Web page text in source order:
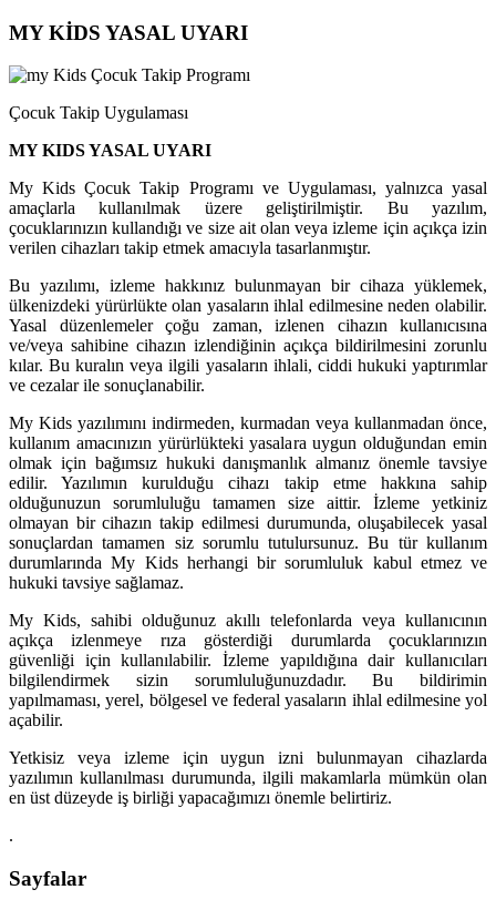
MY KİDS YASAL UYARI
Çocuk Takip Uygulaması
MY KIDS YASAL UYARI
My Kids Çocuk Takip Programı ve Uygulaması, yalnızca yasal
amaçlarla kullanılmak üzere geliştirilmiştir. Bu yazılım,
çocuklarınızın kullandığı ve size ait olan veya izleme için açıkça izin
verilen cihazları takip etmek amacıyla tasarlanmıştır.
Bu yazılımı, izleme hakkınız bulunmayan bir cihaza yüklemek,
ülkenizdeki yürürlükte olan yasaların ihlal edilmesine neden olabilir.
Yasal düzenlemeler çoğu zaman, izlenen cihazın kullanıcısına
ve/veya sahibine cihazın izlendiğinin açıkça bildirilmesini zorunlu
kılar. Bu kuralın veya ilgili yasaların ihlali, ciddi hukuki yaptırımlar
ve cezalar ile sonuçlanabilir.
My Kids yazılımını indirmeden, kurmadan veya kullanmadan önce,
kullanım amacınızın yürürlükteki yasalara uygun olduğundan emin
olmak için bağımsız hukuki danışmanlık almanız önemle tavsiye
edilir. Yazılımın kurulduğu cihazı takip etme hakkına sahip
olduğunuzun sorumluluğu tamamen size aittir. İzleme yetkiniz
olmayan bir cihazın takip edilmesi durumunda, oluşabilecek yasal
sonuçlardan tamamen siz sorumlu tutulursunuz. Bu tür kullanım
durumlarında My Kids herhangi bir sorumluluk kabul etmez ve
hukuki tavsiye sağlamaz.
My Kids, sahibi olduğunuz akıllı telefonlarda veya kullanıcının
açıkça izlenmeye rıza gösterdiği durumlarda çocuklarınızın
güvenliği için kullanılabilir. İzleme yapıldığına dair kullanıcıları
bilgilendirmek sizin sorumluluğunuzdadır. Bu bildirimin
yapılmaması, yerel, bölgesel ve federal yasaların ihlal edilmesine yol
açabilir.
Yetkisiz veya izleme için uygun izni bulunmayan cihazlarda
yazılımın kullanılması durumunda, ilgili makamlarla mümkün olan
en üst düzeyde iş birliği yapacağımızı önemle belirtiriz.
.
Sayfalar